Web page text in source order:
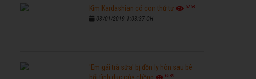
Kim Kardashian có con thứ tư 6268
03/01/2019 1:03:37 CH
'Em gái trà sữa' bị đồn ly hôn sau bê
6589